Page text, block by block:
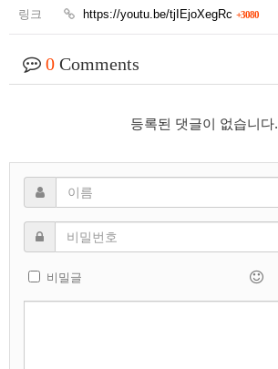
링크 https://youtu.be/tjIEjoXegRc +3080
0 Comments
등록된 댓글이 없습니다.
비밀글